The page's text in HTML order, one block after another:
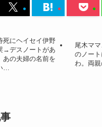
死にヘイセイ伊野
→デスノートがあ
あの夫婦の名前を
…
尾木マ
のノー
わ。両親